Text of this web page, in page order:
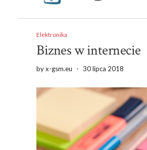
Elektronika
Biznes w internecie
byx-gsm.eu - 30 lipca 2018